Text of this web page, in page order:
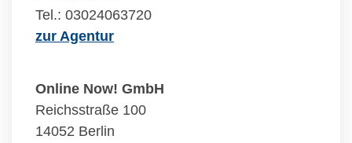
Tel.: 03024063720
zur Agentur
Online Now! GmbH
Reichsstraße 100
14052 Berlin